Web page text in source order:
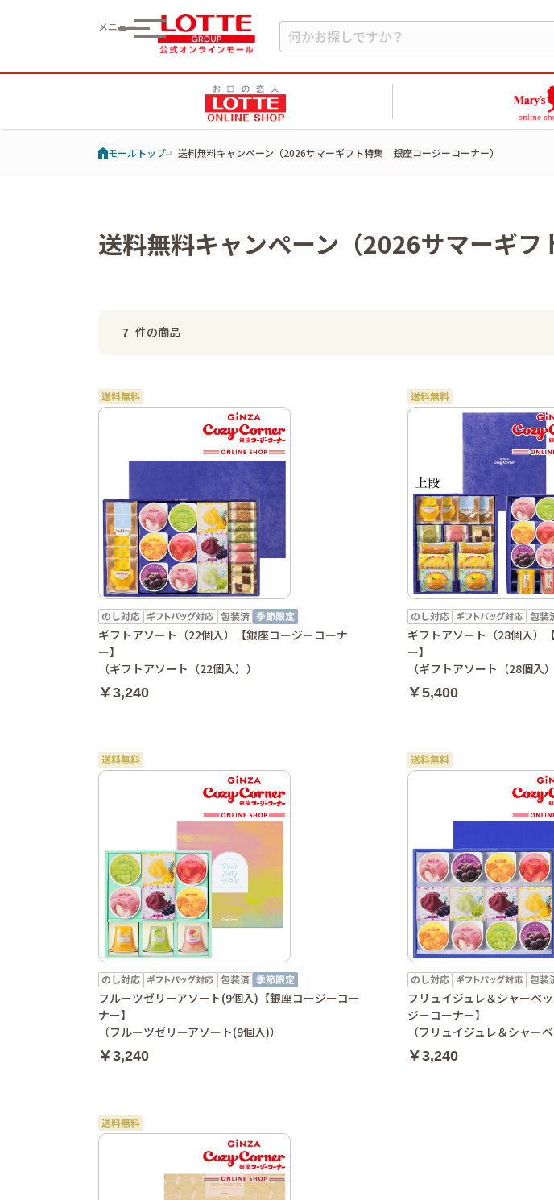
メニュー
モールトップ 送料無料キャンペーン（2026サマーギフト特集 銀座コージーコーナー）
送料無料キャンペーン（2026サマーギ
7 件の商品
ギフトアソート（22個入）【銀座コージーコーナ
ー】
（ギフトアソート（22個入））
￥3,240
ギフトアソート（28個入）
ー】
（ギフトアソート（28個入）
￥5,400
フルーツゼリーアソート(9個入)【銀座コージーコー
ナー】
（フルーツゼリーアソート(9個入)）
￥3,240
フリュイジュレ＆シャーベ
ジーコーナー】
（フリュイジュレ＆シャー
￥3,240